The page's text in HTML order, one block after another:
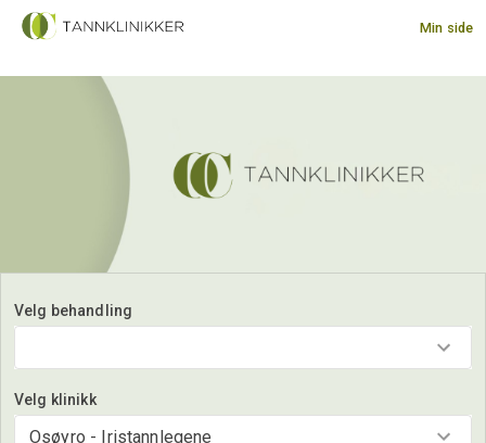
Min side
Velg behandling
Velg klinikk
Osøyro - Iristannlegene